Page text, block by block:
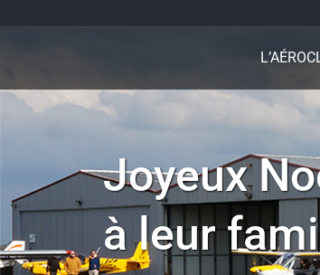
Joyeux
à leur